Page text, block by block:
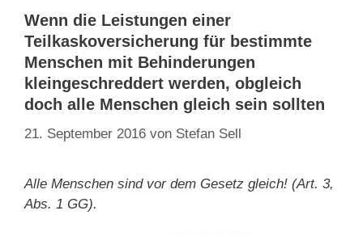
Wenn die Leistungen einer
Teilkaskoversicherung für bestimmte
Menschen mit Behinderungen
kleingeschreddert werden, obgleich
doch alle Menschen gleich sein sollten
21. September 2016 von Stefan Sell
Alle Menschen sind vor dem Gesetz gleich! (Art. 3,
Abs. 1 GG).